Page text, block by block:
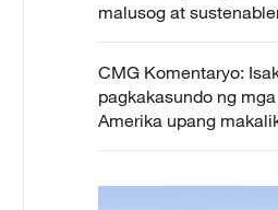
malusog at
relasyong Sino-
CMG Komentaryo:
pagkakasundo ng
Amerika upang
kabanata ng